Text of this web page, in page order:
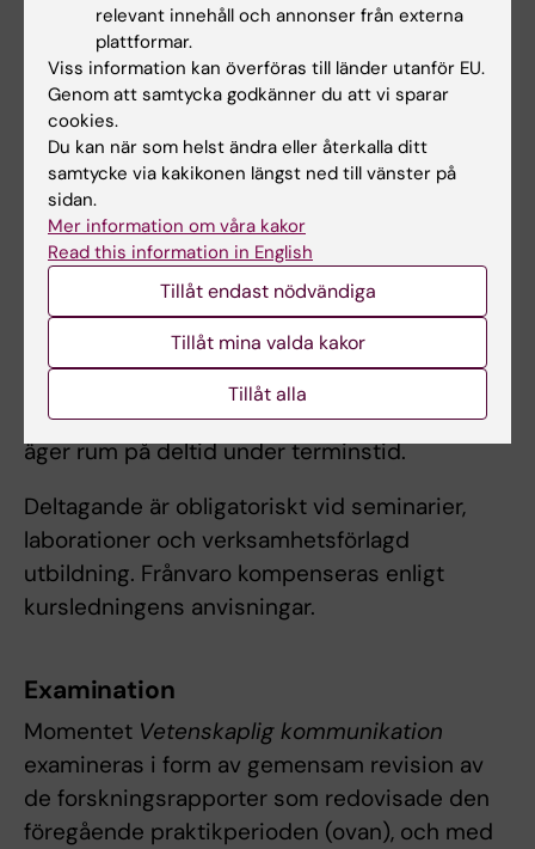
Betygsskala: GU
Under en serie seminarier presenteras de viktigaste
begreppen inom vetenskapsteori. Etiska aspekter samt
grundläggande statistik och dess tillämpning inom
medicinsk forskning ingår.
Arbetsformer
Undervisningen inkluderar seminarier samt en
åtta veckor lång praktikperiod inom ett
forskningsprojekt på någon av KI:s
institutioner. Praktikperioden äger rum på
heltid under en sommar, övrig undervisning
äger rum på deltid under terminstid.
Deltagande är obligatoriskt vid seminarier,
laborationer och verksamhetsförlagd
utbildning. Frånvaro kompenseras enligt
kursledningens anvisningar.
Examination
Momentet Vetenskaplig kommunikation
examineras i form av gemensam revision av
de forskningsrapporter som redovisade den
föregående praktikperioden (ovan), och med
relevant innehåll och annonser från externa
plattformar.
Viss information kan överföras till länder utanför EU.
Genom att samtycka godkänner du att vi sparar
cookies.
Du kan när som helst ändra eller återkalla ditt
samtycke via kakikonen längst ned till vänster på
sidan.
Mer information om våra kakor
Read this information in English
Tillåt endast nödvändiga
Tillåt mina valda kakor
Tillåt alla